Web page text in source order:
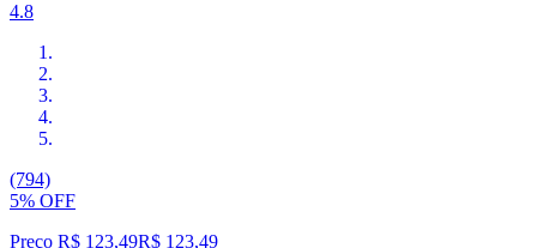
4.8
(794)
5% OFF
Preço R$ 123,49R$ 123,49